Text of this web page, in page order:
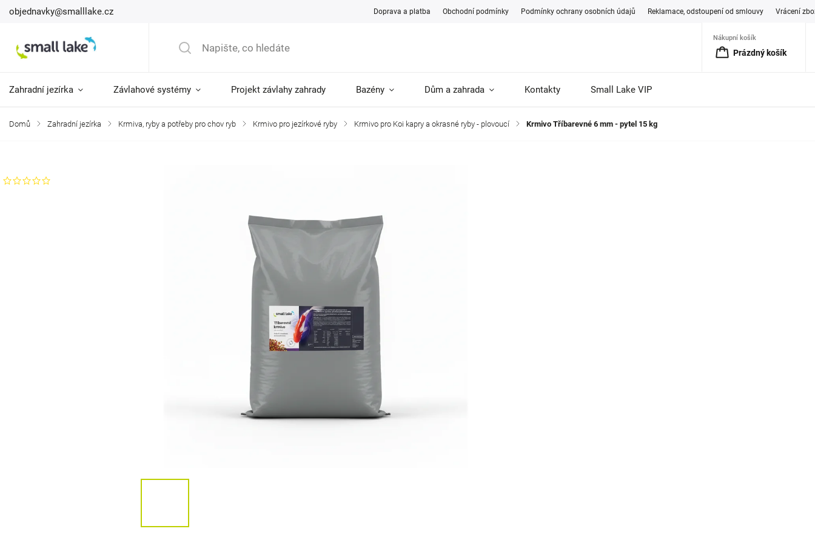
objednavky@smalllake.cz Doprava a platba Obchodní podmínky Podmínky ochrany osobních údajů Reklamace, odstoupení od smlouvy Vrácení
Nákupní košík
Prázdný košík
Zahradní jezírka Závlahové systémy Projekt závlahy zahrady Bazény Dům a zahrada Kontakty Small Lake VIP
Domů / Zahradní jezírka / Krmiva, ryby a potřeby pro chov ryb / Krmivo pro jezírkové ryby / Krmivo pro Koi kapry a okrasné ryby - plovoucí / Krmivo Tříbarevné 6 mm - pytel 15 kg